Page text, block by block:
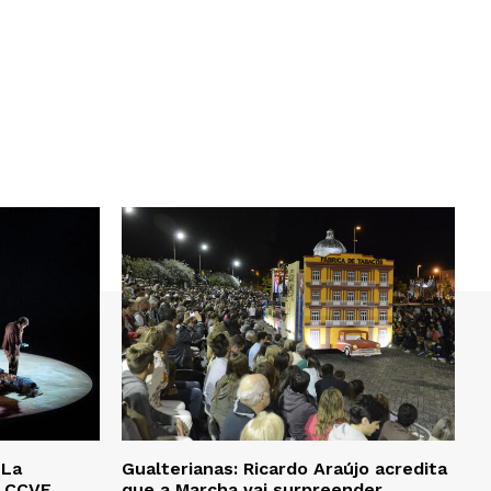
Gualterianas: Ricardo Araújo acredita